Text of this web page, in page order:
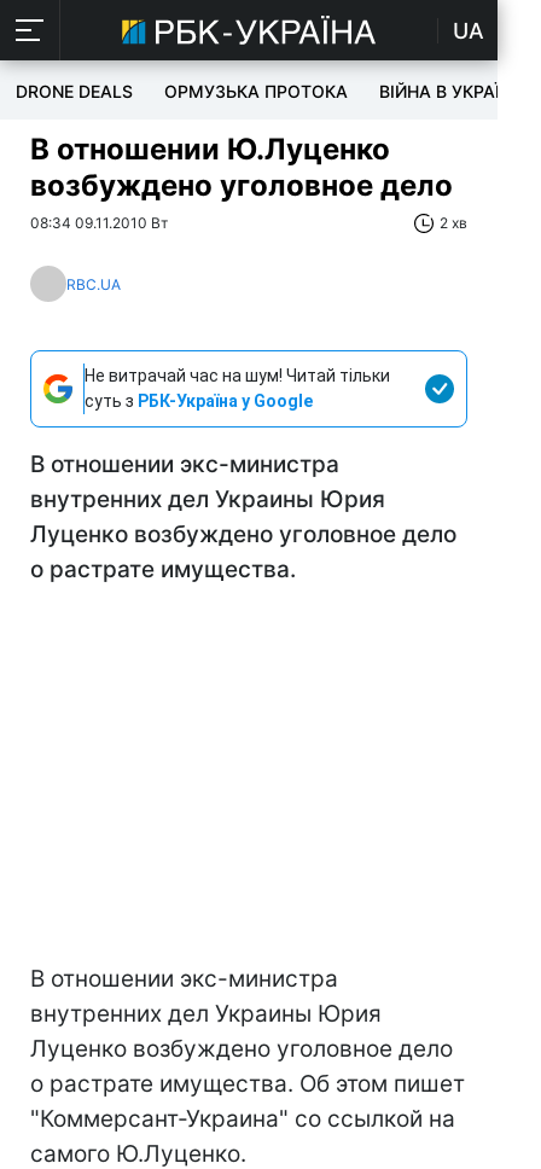
UA
DRONE DEALS ОРМУЗЬКА ПРОТОКА ВІЙНА В УКРАЇНІ
В отношении Ю.Луценко
возбуждено уголовное дело
08:34 09.11.2010 Вт 2 хв
RBC.UA
Не витрачай час на шум! Читай тільки
суть з РБК-Україна у Google
В отношении экс-министра
внутренних дел Украины Юрия
Луценко возбуждено уголовное дело
о растрате имущества.
В отношении экс-министра
внутренних дел Украины Юрия
Луценко возбуждено уголовное дело
о растрате имущества. Об этом пишет
"Коммерсант-Украина" со ссылкой на
самого Ю.Луценко.